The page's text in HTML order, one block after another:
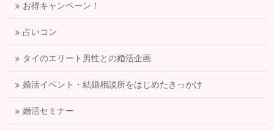
お得キャンペーン！
占いコン
タイのエリート男性との婚活企画
婚活イベント・結婚相談所をはじめたきっかけ
婚活セミナー